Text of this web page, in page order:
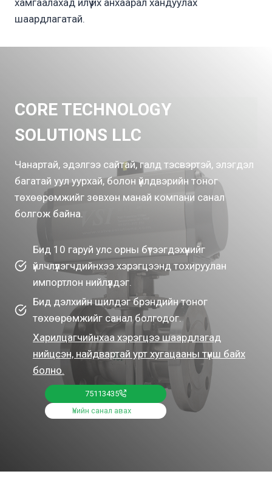
шаардлагатай.
CORE TECHNOLOGY
SOLUTIONS LLC
Чанартай, эдэлгээ сайтай, галд тэсвэртэй, элэгдэл
багатай уул уурхай, болон үйлдвэрийн тоног
төхөөрөмжийг зөвхөн манай компани санал
болгож байна.
Бид 10 гаруй улс орны бүтээгдэхүүнийг
үйлчлүүлэгчдийнхээ хэрэгцээнд тохируулан
импортлон нийлүүлдэг.
Бид дэлхийн шилдэг брэндийн тоног
төхөөрөмжийг санал болгодог.
Харилцагчийнхаа хэрэгцээ шаардлагад
нийцсэн, найдвартай урт хугацааны түнш байх
болно.
75113435
Үнийн санал авах